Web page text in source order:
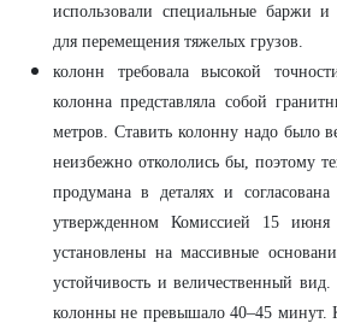
использовали специальные баржи и
для перемещения тяжелых грузов.
колонн требовала высокой
колонна представляла собой
метров. Ставить колонну надо было
неизбежно откололись бы, поэтому
продумана в деталях и
утвержденном Комиссией 15
установлены на массивные
устойчивость и величественный
колонны не превышало 40–45 минут.